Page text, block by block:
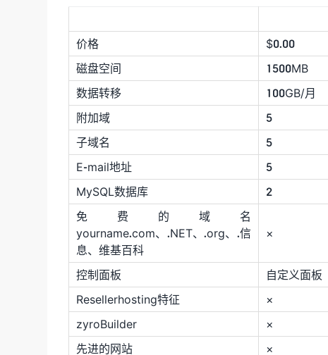
价格
$0.00
磁盘空间
1500MB
数据转移
100GB/月
附加域
5
子域名
5
E-mail地址
5
MySQL数据库
2
免费的域名
yourname.com、.NET、.org、.信
息、维基百科
×
控制面板 自定义面板
Resellerhosting特征
×
zyroBuilder
×
先进的网站
×